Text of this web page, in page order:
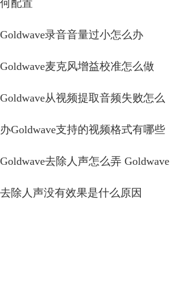
何配置
Goldwave录音音量过小怎么办
Goldwave麦克风增益校准怎么做
Goldwave从视频提取音频失败怎么
办Goldwave支持的视频格式有哪些
Goldwave去除人声怎么弄 Goldwave
去除人声没有效果是什么原因